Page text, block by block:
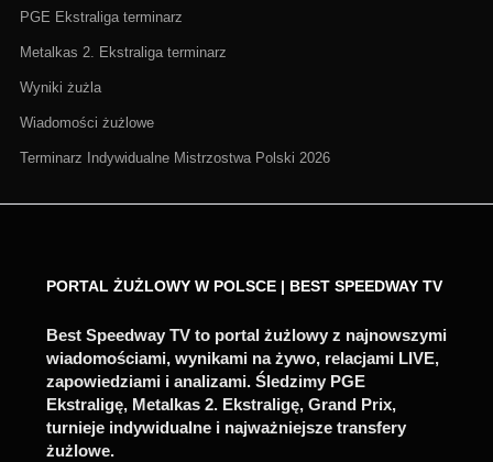
PGE Ekstraliga terminarz
Metalkas 2. Ekstraliga terminarz
Wyniki żużla
Wiadomości żużlowe
Terminarz Indywidualne Mistrzostwa Polski 2026
PORTAL ŻUŻLOWY W POLSCE | BEST SPEEDWAY TV
Best Speedway TV to portal żużlowy z najnowszymi
wiadomościami, wynikami na żywo, relacjami LIVE,
zapowiedziami i analizami. Śledzimy PGE
Ekstraligę, Metalkas 2. Ekstraligę, Grand Prix,
turnieje indywidualne i najważniejsze transfery
żużlowe.